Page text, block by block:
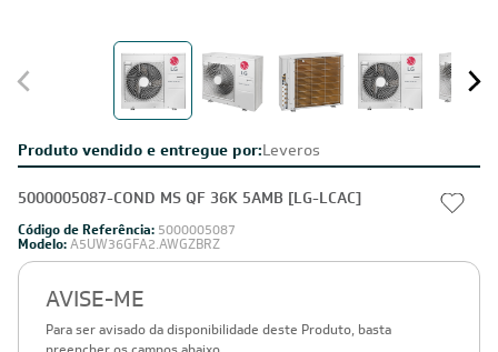
Produto vendido e entregue por:Leveros
5000005087-COND MS QF 36K 5AMB [LG-LCAC]
Código de Referência: 5000005087
Modelo:A5UW36GFA2.AWGZBRZ
AVISE-ME
Para ser avisado da disponibilidade deste Produto, basta